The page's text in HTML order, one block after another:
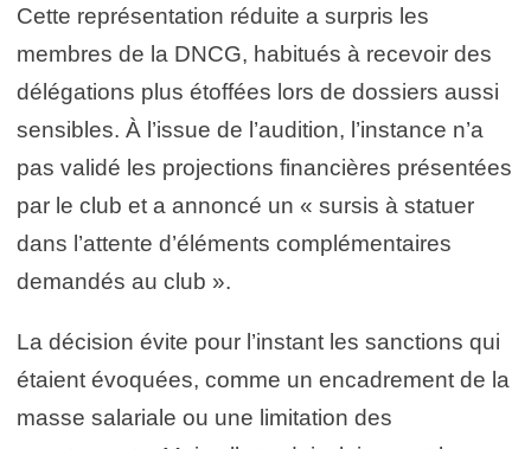
Cette représentation réduite a surpris les
membres de la DNCG, habitués à recevoir des
délégations plus étoffées lors de dossiers aussi
sensibles. À l’issue de l’audition, l’instance n’a
pas validé les projections financières présentées
par le club et a annoncé un « sursis à statuer
dans l’attente d’éléments complémentaires
demandés au club ».
La décision évite pour l’instant les sanctions qui
étaient évoquées, comme un encadrement de la
masse salariale ou une limitation des